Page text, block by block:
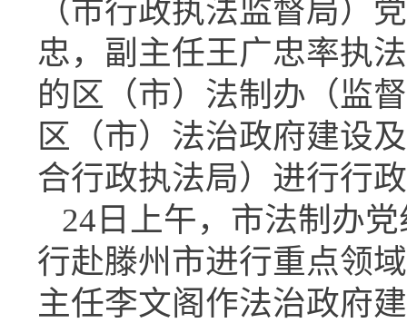
（市行政执法监督局）
忠，副主任王广忠率执
的区（市）法制办（监
区（市）法治政府建设
合行政执法局）进行行
24日上午，市法制办
行赴滕州市进行重点领
主任李文阁作法治政府